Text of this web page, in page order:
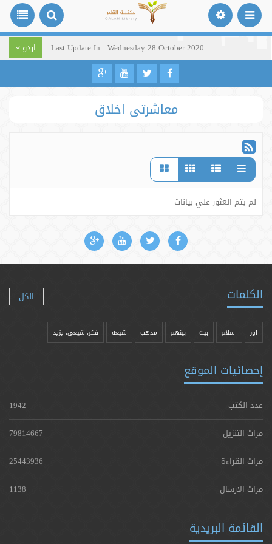
Last Update In : Wednesday 28 October 2020 اردو
معاشرتی اخلاق
لم يتم العثور علي بيانات
الكلمات الكل
اور اسلام بیت بينهم مذهب شيعه فکر، شیعی، یزيد
إحصائيات الموقع
عدد الكتب
1942
مرات التنزيل
79814667
مرات القراءة
25443936
مرات الارسال
1138
القائمة البريدية